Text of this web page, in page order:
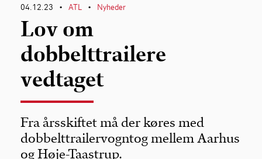
04.12.23 • ATL • Nyheder
Lov om
dobbelttrailere
vedtaget
Fra årsskiftet må der køres med
dobbelttrailervogntog mellem Aarhus
og Høje-Taastrup.